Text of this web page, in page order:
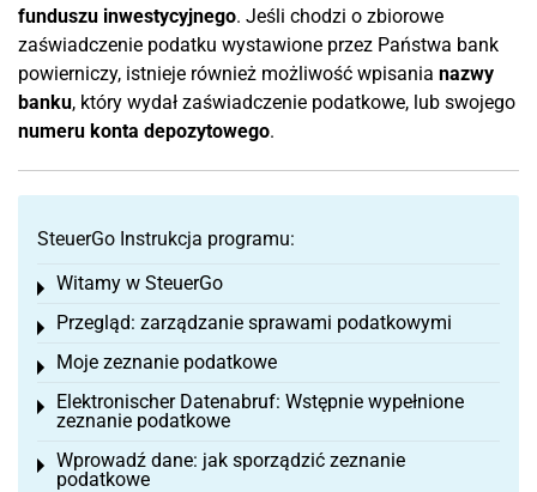
funduszu inwestycyjnego. Jeśli chodzi o zbiorowe
zaświadczenie podatku wystawione przez Państwa bank
powierniczy, istnieje również możliwość wpisania nazwy
banku, który wydał zaświadczenie podatkowe, lub swojego
numeru konta depozytowego.
SteuerGo Instrukcja programu:
Witamy w SteuerGo
Toggle menu
Przegląd: zarządzanie sprawami podatkowymi
Toggle menu
Moje zeznanie podatkowe
Toggle menu
Elektronischer Datenabruf: Wstępnie wypełnione
zeznanie podatkowe
Toggle menu
Wprowadź dane: jak sporządzić zeznanie
podatkowe
Toggle menu